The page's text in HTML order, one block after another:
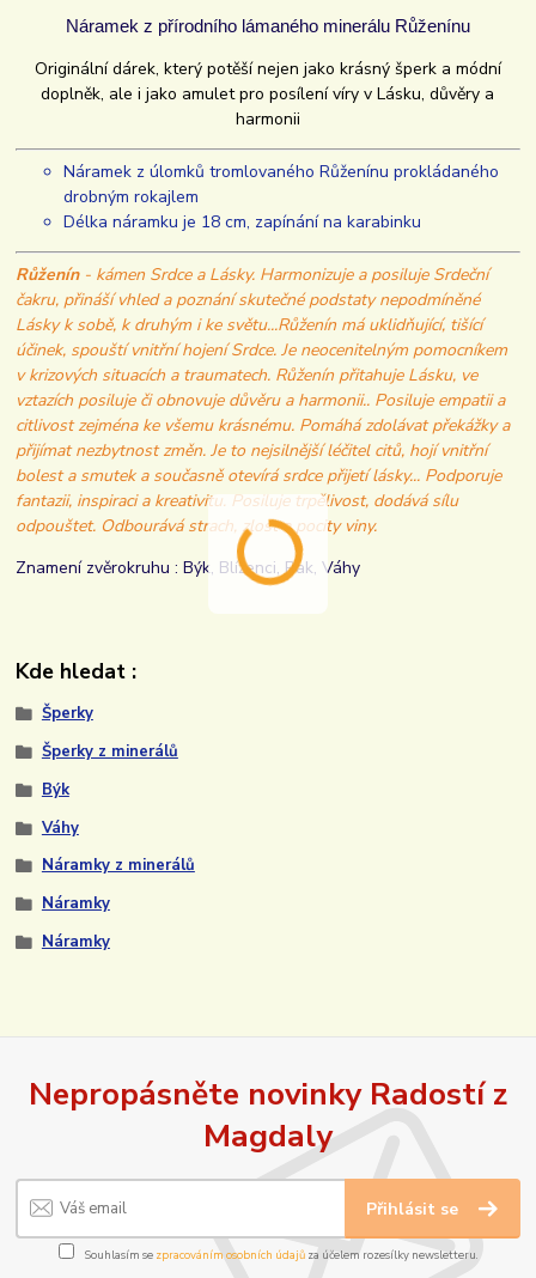
Náramek z přírodního lámaného minerálu Růženínu
Originální dárek, který potěší nejen jako krásný šperk a módní
doplněk, ale i jako amulet pro posílení víry v Lásku, důvěry a
harmonii
Náramek z úlomků tromlovaného Růženínu prokládaného
drobným rokajlem
Délka náramku je 18 cm, zapínání na karabinku
Růženín- kámen Srdce a Lásky. Harmonizuje a posiluje Srdeční
čakru, přináší vhled a poznání skutečné podstaty nepodmíněné
Lásky k sobě, k druhým i ke světu...Růženín má uklidňující, tišící
účinek, spouští vnitřní hojení Srdce. Je neocenitelným pomocníkem
v krizových situacích a traumatech. Růženín přitahuje Lásku, ve
vztazích posiluje či obnovuje důvěru a harmonii.. Posiluje empatii a
citlivost zejména ke všemu krásnému. Pomáhá zdolávat překážky a
přijímat nezbytnost změn. Je to nejsilnější léčitel citů, hojí vnitřní
bolest a smutek a současně otevírá srdce přijetí lásky... Podporuje
fantazii, inspiraci a kreativitu. Posiluje trpělivost, dodává sílu
odpouštet. Odbourává strach, zlost a pocity viny.
Znamení zvěrokruhu : Býk, Blíženci, Rak, Váhy
Kde hledat :
Šperky
Šperky z minerálů
Býk
Váhy
Náramky z minerálů
Náramky
Náramky
Nepropásněte novinky Radostí z
Magdaly
Přihlásit se
Souhlasím se zpracováním osobních údajůza účelem rozesílky newsletteru.